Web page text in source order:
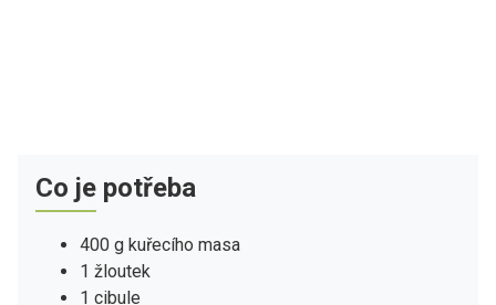
Co je potřeba
400 g kuřecího masa
1 žloutek
1 cibule